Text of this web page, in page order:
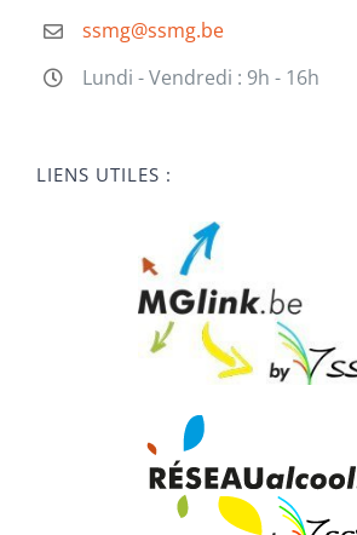
ssmg@ssmg.be
Lundi - Vendredi : 9h - 16h
LIENS UTILES :